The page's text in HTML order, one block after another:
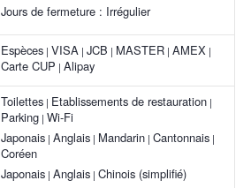
Jours de fermeture : Irrégulier
Espèces VISA JCB MASTER AMEX
Carte CUP Alipay
Toilettes Etablissements de restauration
Parking Wi-Fi
Japonais Anglais Mandarin Cantonnais
Coréen
Japonais Anglais Chinois (simplifié)